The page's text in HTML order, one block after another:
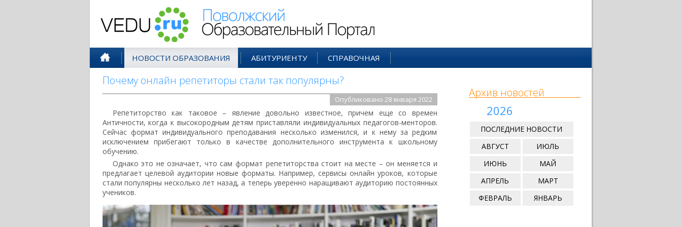
НОВОСТИ ОБРАЗОВАНИЯ АБИТУРИЕНТУ СПРАВОЧНАЯ
Почему онлайн репетиторы стали так популярны?
Опубликовано 28 января 2022
Репетиторство как таковое – явление довольно известное, причем еще со времен
Античности, когда к высокородным детям приставляли индивидуальных педагогов-менторов.
Сейчас формат индивидуального преподавания несколько изменился, и к нему за редким
исключением прибегают только в качестве дополнительного инструмента к школьному
обучению.
Однако это не означает, что сам формат репетиторства стоит на месте – он меняется и
предлагает целевой аудитории новые форматы. Например, сервисы онлайн уроков, которые
стали популярны несколько лет назад, а теперь уверенно наращивают аудиторию постоянных
учеников.
Архив новостей
2026
ПОСЛЕДНИЕ НОВОСТИ
АВГУСТ
ИЮЛЬ
ИЮНЬ
МАЙ
АПРЕЛЬ
МАРТ
ФЕВРАЛЬ
ЯНВАРЬ